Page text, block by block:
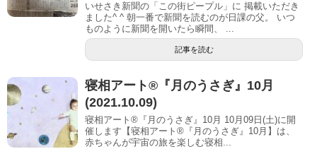
いせさき新聞の「この街ピープル」に 掲載いただき
ました^ ^ 朝一番で新聞を読むのが日課の父。 いつ
ものように新聞を開いたら瞬間、 ...
記事を読む
寝相アート®︎『月のうさぎ』10月
(2021.10.09)
寝相アート®『月のうさぎ』10月 10月09日(土)に開
催します【寝相アート®︎『月のうさぎ』10月】は、
赤ちゃんが宇宙の旅を楽しむ寝相...